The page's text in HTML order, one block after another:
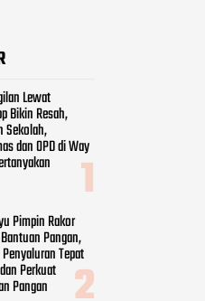
Lewat
Bikin Resah,
Sekolah,
dan OPD di Way
Pimpin Rakor
Pangan,
Tepat
Perkuat
Pangan